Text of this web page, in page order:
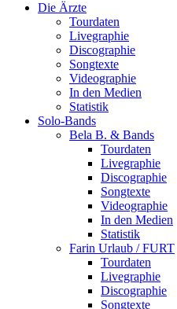
Die Ärzte
Tourdaten
Livegraphie
Discographie
Songtexte
Videographie
In den Medien
Statistik
Solo-Bands
Bela B. & Bands
Tourdaten
Livegraphie
Discographie
Songtexte
Videographie
In den Medien
Statistik
Farin Urlaub / FURT
Tourdaten
Livegraphie
Discographie
Songtexte